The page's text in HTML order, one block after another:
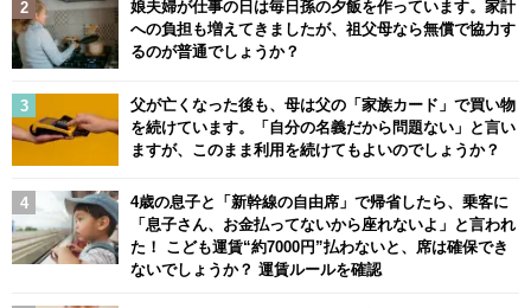
娘夫婦が仕事の日は毎日孫の夕飯を作っています。家計
への負担も増えてきましたが、祖父母なら無償で協力す
るのが普通でしょうか？
父が亡くなった後も、母は父の「家族カード」で買い物
を続けています。「自分の名義だから問題ない」と言い
ますが、このまま利用を続けてもよいのでしょうか？
4歳の息子と「新幹線の自由席」で帰省したら、乗客に
「息子さん、お金払ってないから座れないよ」と言われ
た！ こども運賃“約7000円”払わないと、席は確保でき
ないでしょうか？ 運賃ルールを確認